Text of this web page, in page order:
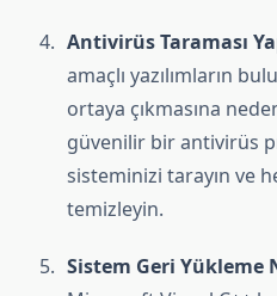
Antivirüs Taraması
amaçlı yazılımların
ortaya çıkmasına
güvenilir bir antivirüs
sisteminizi tarayın ve
temizleyin.
Sistem Geri Yükleme